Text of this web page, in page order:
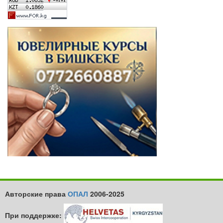
Авторские права ОПАЛ 2006-2025
При поддержке: